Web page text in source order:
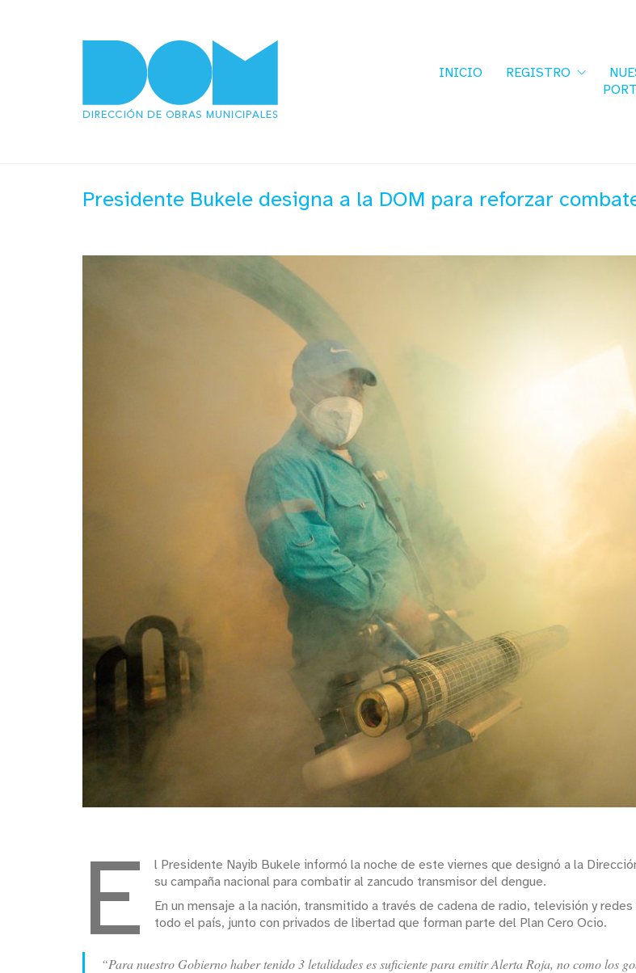
INICIO REGISTRO
Presidente Bukele designa a la DOM para reforzar
E
l Presidente Nayib Bukele informó la noche de este viernes que designó a la
su campaña nacional para combatir al zancudo transmisor del dengue.
En un mensaje a la nación, transmitido a través de cadena de radio, televisión y
todo el país, junto con privados de libertad que forman parte del Plan Cero Ocio.
“Para nuestro Gobierno haber tenido 3 letalidades es suficiente para emitir Alerta Roja, no como los